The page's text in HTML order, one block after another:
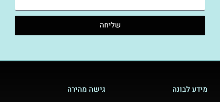
שליחה
מידע לבונה
גישה מהירה